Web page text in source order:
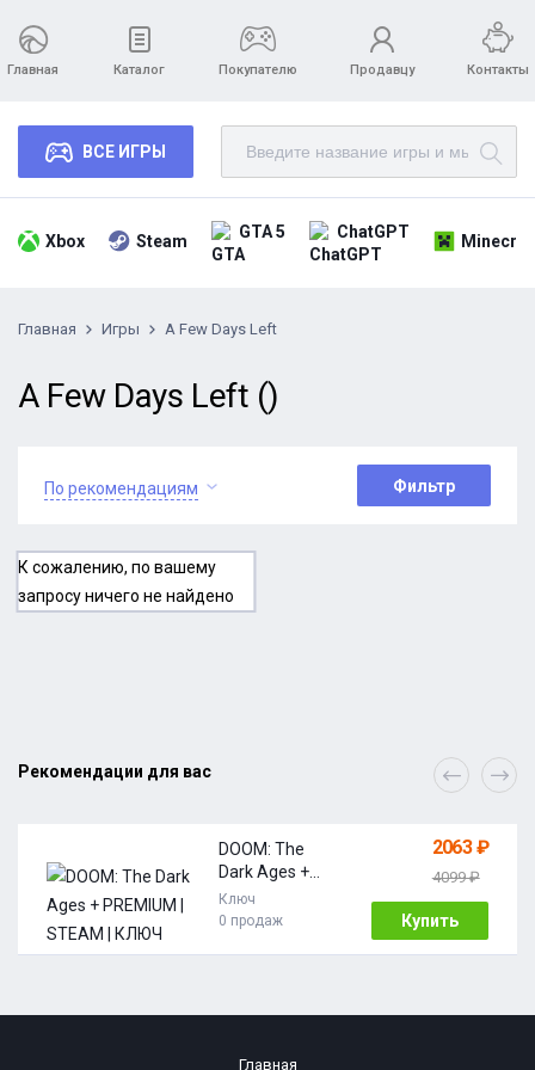
Главная Каталог Покупателю Продавцу Контакты
ВСЕ ИГРЫ
Xbox Steam GTA 5 ChatGPT
Главная Игры A Few Days Left
A Few Days Left ()
По рекомендациям Фильтр
К сожалению, по вашему
запросу ничего не найдено
Рекомендации для вас
DOOM: The
Dark Ages +
PREMIUM |
STEAM | КЛЮЧ
Ключ
0 продаж
2063 ₽
4099 ₽
Купить
Главная